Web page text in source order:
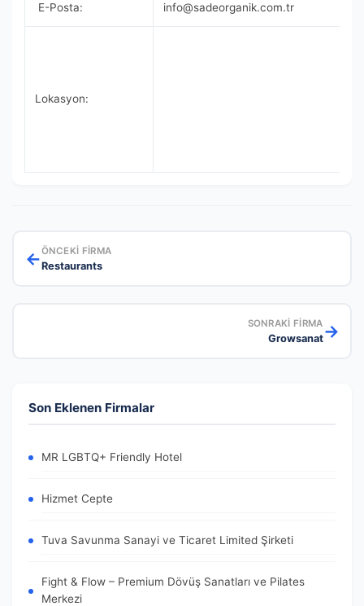
E-Posta: info@sadeorganik.com.tr
Lokasyon:
←ÖNCEKI FIRMA
Restaurants
SONRAKI FIRMA
Growsanat→
Son Eklenen Firmalar
MR LGBTQ+ Friendly Hotel
Hizmet Cepte
Tuva Savunma Sanayi ve Ticaret Limited Şirketi
Fight & Flow – Premium Dövüş Sanatları ve Pilates
Merkezi